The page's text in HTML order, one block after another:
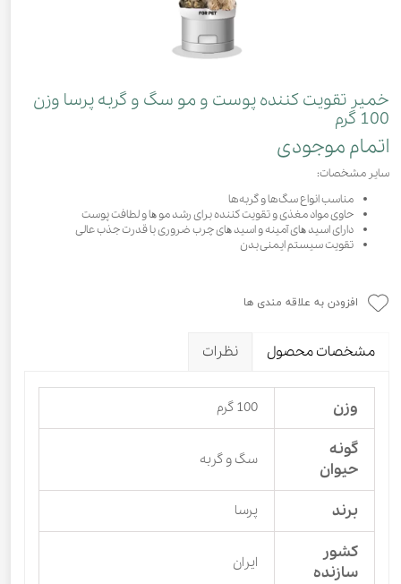
خمیر تقویت کننده پوست و مو سگ و گربه پرسا وزن
100 گرم
اتمام موجودی
سایر مشخصات:
مناسب انواع سگ‌ها و گربه‌ها
حاوی مواد مغذی و تقویت کننده برای رشد مو ھا و لطافت پوست
دارای اسید ھای آمینه و اسید ھای چرب ضروری با قدرت جذب عالی
تقویت سیستم ایمنی بدن
افزودن به علاقه مندی ها
مشخصات محصول نظرات
وزن 100 گرم
گونه
حیوان
سگ و گربه
برند پرسا
کشور
سازنده
ایران